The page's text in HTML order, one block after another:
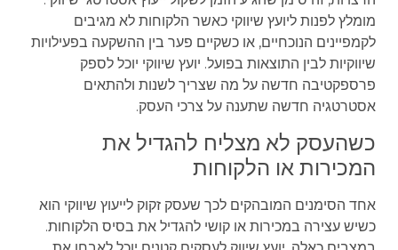
מומלץ לפנות ליועץ שיווקי כאשר הלקוחות לא מגיבים
לקמפיינים הנוכחיים, או כשקיים פער בין ההשקעה בפעילויות
שיווקיות לבין התוצאות בפועל. יועץ שיווקי יוכל לספק
פרספקטיבה חדשה על מה שצריך לשנות ולהתאים
אסטרטגיה חדשה שתענה על צרכי העסק.
כשהעסק לא מצליח להגדיל את
המכירות או הלקוחות
אחד הסימנים המובהקים לכך שעסק זקוק לייעוץ שיווקי הוא
כשיש עצירה במכירות או קושי להגדיל את בסיס הלקוחות.